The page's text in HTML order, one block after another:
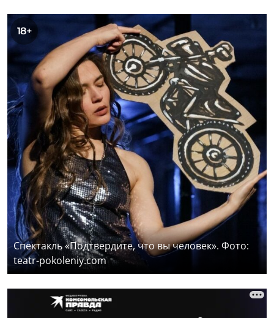
18+
Спектакль «Подтвердите, что вы человек». Фото:
teatr-pokoleniy.com